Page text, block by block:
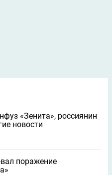
«Зенита», россиянин
новости
поражение